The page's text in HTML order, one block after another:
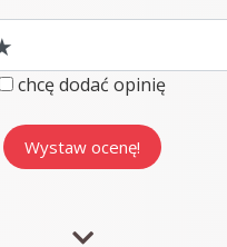
chcę dodać opinię